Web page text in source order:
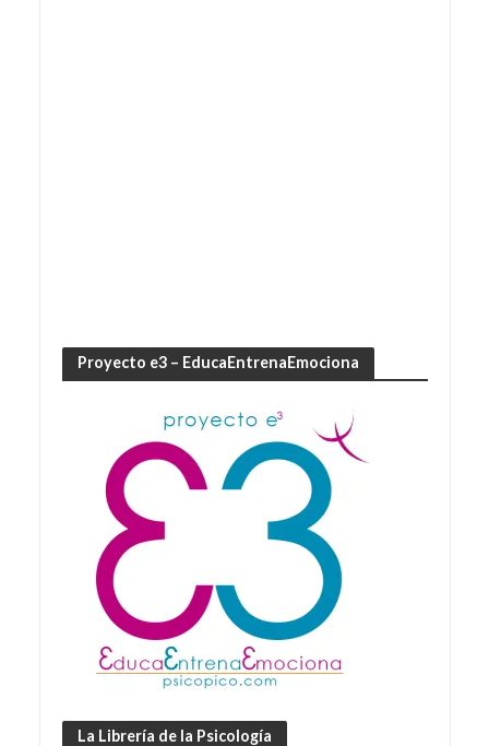
Proyecto e3 – EducaEntrenaEmociona
La Librería de la Psicología